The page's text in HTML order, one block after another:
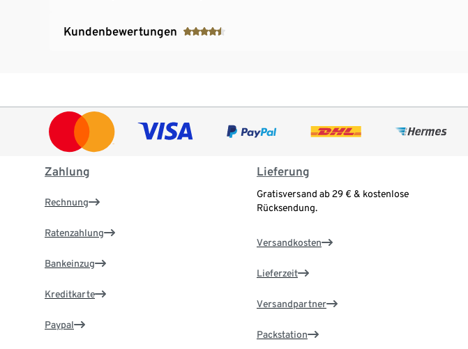
Kundenbewertungen
Zahlung
Rechnung
Ratenzahlung
Bankeinzug
Kreditkarte
Paypal
Lieferung
Gratisversand ab 29 € & kostenlose
Rücksendung.
Versandkosten
Lieferzeit
Versandpartner
Packstation